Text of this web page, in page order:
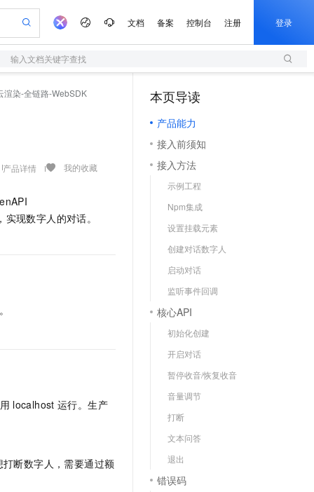
文档 备案 控制台 注册 登录
输入文档关键字查找
渲染-全链路-WebSDK
产品详情 我的收藏
实现数字人的对话。
localhost 运行。生产
断数字人，需要通过额
本页导读
产品能力
接入前须知
接入方法
示例工程
Npm集成
设置挂载元素
创建对话数字人
启动对话
监听事件回调
核心API
初始化创建
开启对话
暂停收音/恢复收音
音量调节
打断
文本问答
退出
错误码
平台百炼
1.1-T2V
腻的高质量视频
语音识别与合成
能体编程平台
企业级人与Agent协作平台，接入和调度多个数字员工
NEW
一站式AI生产力平台
全托管，含MySQL、PostgreSQL、SQL Server、MariaDB多引擎
能体编程平台
轻量应用服务器
数字证书管理服务（原SSL证书）
实现全站HTTPS，呈现可信的WEB访问
V4-Pro
属 QwenPaw
企业门户网站
一句话生成原生可编辑精美 PPT 文稿
输入一句话想法, 轻松生成专业的 PPT
一键部署幻兽帕鲁游戏服务器
一键购买专属联机服务器，轻松开启游戏
漫剧工坊：一站式动画创作平台
快速生产连贯的高质量长漫剧
高效部署网站，快速应用到小程序
创作，一键激活电商全链路生产力
成，高效打造优质广告素材
AI 活动
AI 生产力先锋
先锋实践拓展 AI 生产力的边界
飞天发布时刻
所见，即是所愿
从基础到进阶，Agent 创客手把手教你
创新加速
覆盖90%+业务场景，专享组合折扣价
精选AI产品，从模型到应用全链提效
AI 用量加速计划
新老同享，达量后返
阿里云 OPC 创新助力计划
Token 补贴，五大权
益加速 OPC 成功
专业服务
AI 应用及服务市场
计划
Cloud ISV 合作
服务伙伴合作计划
Al MaaS 服务伙伴赋能合作
伙伴信用分合作计划
更多支持
合作伙伴培训与认证
查询合作伙伴
登录合作伙伴管理后台
开发者社区
我要反馈
加入我们
校园招聘